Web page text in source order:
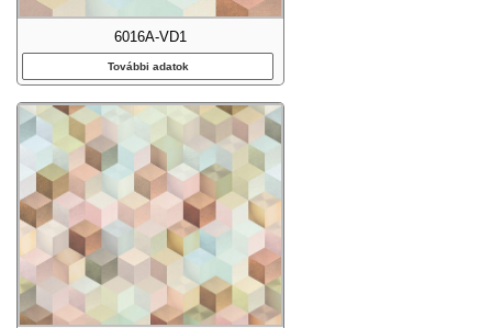
6016A-VD1
További adatok